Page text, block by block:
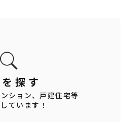
探す
ション、戸建住宅等
ています！